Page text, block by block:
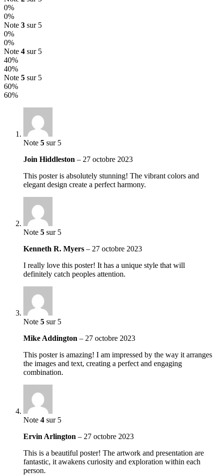
0%
0%
Note 3 sur 5
0%
0%
Note 4 sur 5
40%
40%
Note 5 sur 5
60%
60%
Note 5 sur 5
Join Hiddleston – 27 octobre 2023
This poster is absolutely stunning! The vibrant colors and
elegant design create a perfect harmony.
Note 5 sur 5
Kenneth R. Myers – 27 octobre 2023
I really love this poster! It has a unique style that will
definitely catch peoples attention.
Note 5 sur 5
Mike Addington – 27 octobre 2023
This poster is amazing! I am impressed by the way it arranges
the images and text, creating a perfect and engaging
combination.
Note 4 sur 5
Ervin Arlington – 27 octobre 2023
This is a beautiful poster! The artwork and presentation are
fantastic, it awakens curiosity and exploration within each
person.